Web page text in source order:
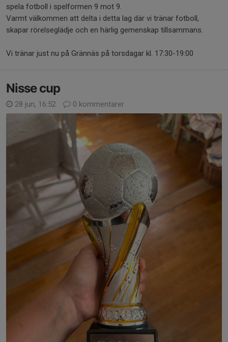
spela fotboll i spelformen 9 mot 9.
Varmt välkommen att delta i detta lag där vi tränar fotboll,
skapar rörelseglädje och en härlig gemenskap tillsammans.
Vi tränar just nu på Grännäs på torsdagar kl. 17:30-19:00
Nisse cup
28 jun, 16:52 0 kommentarer